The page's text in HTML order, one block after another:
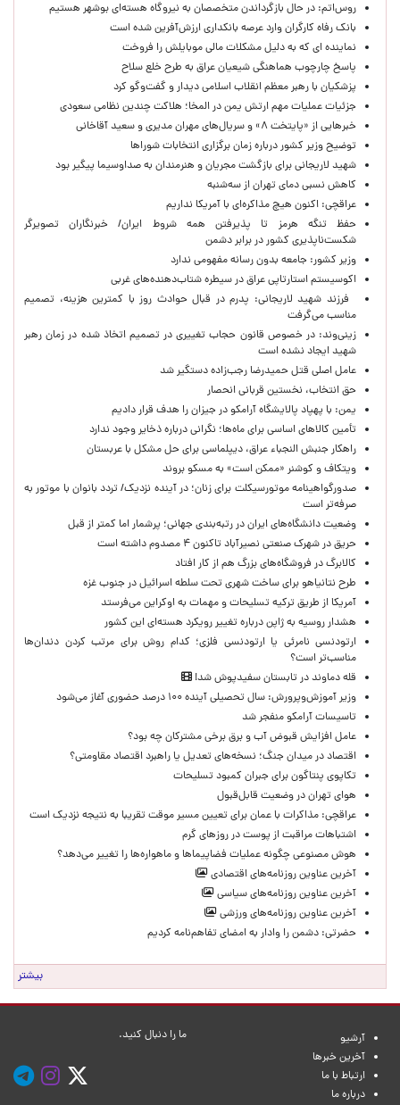
روس‌اتم: در حال بازگرداندن متخصصان به نیروگاه هسته‌ای بوشهر هستیم
بانک رفاه کارگران وارد عرصه بانکداری ارزش‌آفرین شده است
نماینده ای که به دلیل مشکلات مالی موبایلش را فروخت
پاسخ چارچوب هماهنگی شیعیان عراق به طرح خلع سلاح
پزشکیان با رهبر معظم انقلاب اسلامی دیدار و گفت‌وگو کرد
جزئیات عملیات مهم ارتش یمن در المخا؛ هلاکت چندین نظامی سعودی
خبرهایی از «پایتخت ۸» و سریال‌های مهران مدیری و سعید آقاخانی
توضیح وزیر کشور درباره زمان برگزاری انتخابات شوراها
شهید لاریجانی برای بازگشت مجریان و هنرمندان به صداوسیما پیگیر بود
کاهش نسبی دمای تهران از سه‌شنبه
عراقچی: اکنون هیچ مذاکره‌ای با آمریکا نداریم
حفظ تنگه هرمز تا پذیرفتن همه شروط ایران/ خبرنگاران تصویرگر
شکست‌ناپذیری کشور در برابر دشمن
وزیر کشور: جامعه بدون رسانه مفهومی ندارد
اکوسیستم استارتاپی عراق در سیطره شتاب‌دهنده‌‌های غربی
فرزند شهید لاریجانی: پدرم در قبال حوادث روز با کمترین هزینه، تصمیم
مناسب می‌گرفت
زینی‌وند: در خصوص قانون حجاب تغییری در تصمیم اتخاذ شده در زمان رهبر
شهید ایجاد نشده است
عامل اصلی قتل حمیدرضا رجب‌زاده دستگیر شد
حق انتخاب، نخستین قربانی انحصار
یمن: با پهپاد پالایشگاه آرامکو در جیزان را هدف قرار دادیم
تأمین کالاهای اساسی برای ماه‌ها؛ نگرانی درباره ذخایر وجود ندارد
راهکار جنبش النجباء عراق، دیپلماسی برای حل مشکل با عربستان
ویتکاف و کوشنر «ممکن است» به مسکو بروند
صدورگواهینامه موتورسیکلت برای زنان؛ در آینده نزدیک/ تردد بانوان با موتور به‌
صرفه‌تر است
وضعیت دانشگاه‌های ایران در رتبه‌بندی جهانی؛ پرشمار اما کمتر از قبل
حریق در شهرک صنعتی نصیرآباد تاکنون ۴ مصدوم داشته است
کالابرگ در فروشگاه‌های بزرگ هم از کار افتاد
طرح نتانیاهو برای ساخت شهری تحت سلطه اسرائیل در جنوب غزه
آمریکا از طریق ترکیه تسلیحات و مهمات به اوکراین می‌فرستد
هشدار روسیه به ژاپن درباره تغییر رویکرد هسته‌ای این کشور
ارتودنسی نامرئی یا ارتودنسی فلزی؛ کدام روش برای مرتب کردن دندان‌ها
مناسب‌تر است؟
قله دماوند در تابستان سفیدپوش شد!
وزیر آموزش‌وپرورش: سال تحصیلی آینده ۱۰۰ درصد حضوری آغاز می‌شود
تاسیسات آرامکو منفجر شد
عامل افزایش قبوض آب و برق برخی مشترکان چه بود؟
اقتصاد در میدان جنگ؛ نسخه‌های تعدیل یا راهبرد اقتصاد مقاومتی؟
تکاپوی پنتاگون برای جبران کمبود تسلیحات
هوای تهران در وضعیت قابل‌قبول
عراقچی: مذاکرات با عمان برای تعیین مسیر موقت تقریبا به نتیجه نزدیک است
اشتباهات مراقبت از پوست در روزهای گرم
هوش مصنوعی چگونه عملیات فضاپیماها و ماهواره‌ها را تغییر می‌دهد؟
آخرین عناوین روزنامه‌های اقتصادی
آخرین عناوین روزنامه‌های سیاسی
آخرین عناوین روزنامه‌های ورزشی
حضرتی: دشمن را وادار به امضای تفاهم‌نامه کردیم
بیشتر
آرشیو
آخرین خبرها
ارتباط با ما
درباره ما
ما را دنبال کنید.